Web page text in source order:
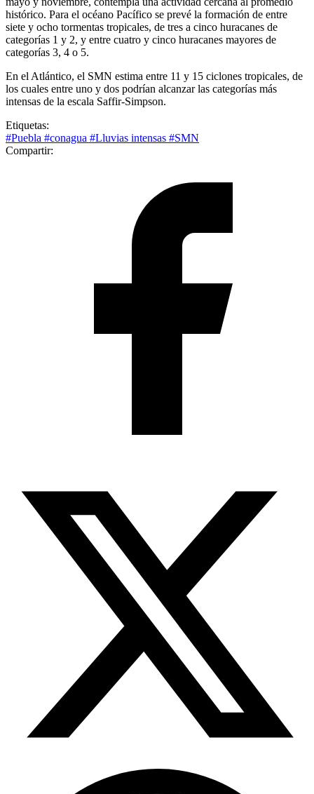
histórico. Para el océano Pacífico se prevé la formación de entre
siete y ocho tormentas tropicales, de tres a cinco huracanes de
categorías 1 y 2, y entre cuatro y cinco huracanes mayores de
categorías 3, 4 o 5.
En el Atlántico, el SMN estima entre 11 y 15 ciclones tropicales, de
los cuales entre uno y dos podrían alcanzar las categorías más
intensas de la escala Saffir-Simpson.
Etiquetas:
#Puebla #conagua #Lluvias intensas #SMN
Compartir: